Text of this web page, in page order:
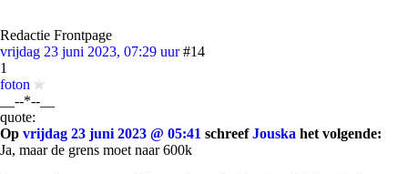
Redactie Frontpage
vrijdag 23 juni 2023, 07:29 uur #14
1
foton
__--*--__
quote:
Op vrijdag 23 juni 2023 @ 05:41 schreefJouska het volgende:
Ja, maar de grens moet naar 600k